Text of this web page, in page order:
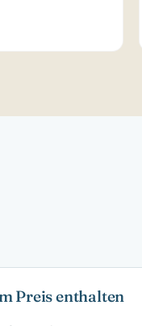
Preis enthalten